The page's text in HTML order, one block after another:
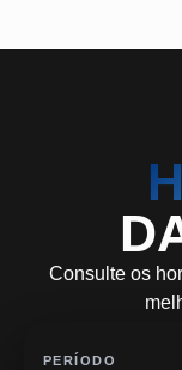
Consulte os
PERÍODO